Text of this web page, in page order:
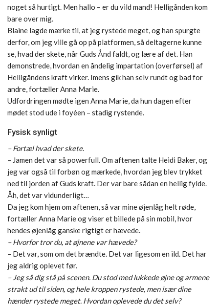
noget så hurtigt. Men hallo – er du vild mand! Helligånden kom
bare over mig.
Blaine lagde mærke til, at jeg rystede meget, og han spurgte
derfor, om jeg ville gå op på platformen, så deltagerne kunne
se, hvad der skete, når Guds Ånd faldt, og lære af det. Han
demonstrede, hvordan en åndelig impartation (overførsel) af
Helligåndens kraft virker. Imens gik han selv rundt og bad for
andre, fortæller Anna Marie.
Udfordringen mødte igen Anna Marie, da hun dagen efter
mødet stod ude i foyéen – stadig rystende.
Fysisk synligt
– Fortæl hvad der skete.
– Jamen det var så powerfull. Om aftenen talte Heidi Baker, og
jeg var også til forbøn og mærkede, hvordan jeg blev trykket
ned til jorden af Guds kraft. Der var bare sådan en hellig fylde.
Åh, det var vidunderligt…
Da jeg kom hjem om aftenen, så var mine øjenlåg helt røde,
fortæller Anna Marie og viser et billede på sin mobil, hvor
hendes øjenlåg ganske rigtigt er hævede.
– Hvorfor tror du, at øjnene var hævede?
– Det var, som om det brændte. Det var ligesom en ild. Det har
jeg aldrig oplevet før.
– Jeg så dig stå på scenen. Du stod med lukkede øjne og armene
strakt ud til siden, og hele kroppen rystede, men især dine
hænder rystede meget. Hvordan oplevede du det selv?